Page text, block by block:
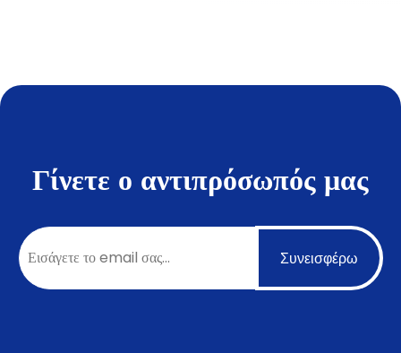
Γίνετε ο αντιπρόσωπός μας
Συνεισφέρω